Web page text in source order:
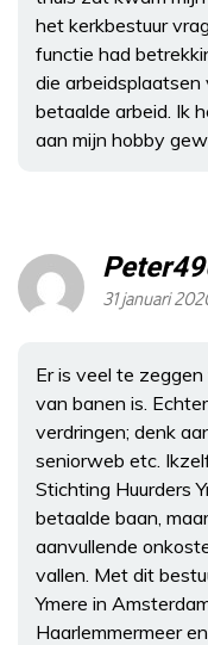
het kerkbestuur
functie had
die
betaalde arbeid. Ik
aan mijn hobby
31 januari
Er is veel te
van banen is.
verdringen; denk
seniorweb etc.
Stichting Huurders
betaalde baan,
aanvullende
vallen. Met dit
Ymere in
Haarlemmermeer